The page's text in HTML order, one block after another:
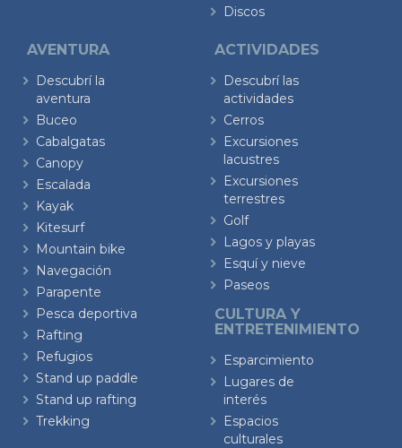
Discos
AVENTURA
Descubrí la
aventura
Buceo
Cabalgatas
Canopy
Escalada
Kayak
Kitesurf
Mountain bike
Navegación
Parapente
Pesca deportiva
Rafting
Refugios
Stand up paddle
Stand up rafting
Trekking
ACTIVIDADES
Descubrí las
actividades
Cerros
Excursiones
lacustres
Excursiones
terrestres
Golf
Lagos y playas
Esquí y nieve
Paseos
CULTURA Y
ENTRETENIMIENTO
Esparcimiento
Lugares de
interés
Espacios
culturales